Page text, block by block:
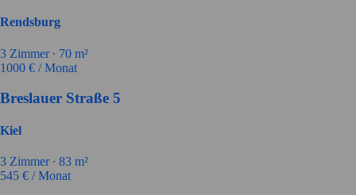
Rendsburg
3 Zimmer ∙ 70 m²
1000 € / Monat
Breslauer Straße 5
Kiel
3 Zimmer ∙ 83 m²
545 € / Monat